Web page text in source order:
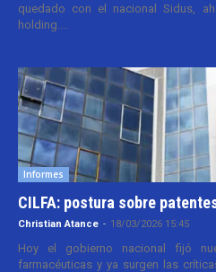
quedado con el nacional Sidus,
holding....
Informes
CILFA: postura sobre
Christian Atance - 18/03/2026 15:45
Hoy el gobierno nacional fijó
farmacéuticas y ya surgen las